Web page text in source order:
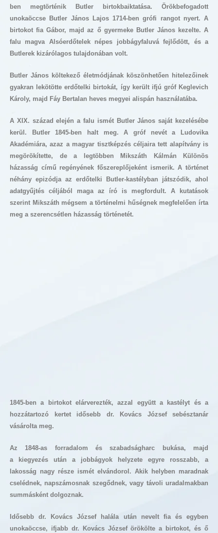
ben megtörténik Butler birtokbaiktatása. Örökbefogadott
unokaöccse Butler János Lajos 1714-ben grófi rangot nyert. A
birtokot fia Gábor, majd az ő gyermeke Butler János kezelte. A
falu magva Alsóerdőtelek népes jobbágyfaluvá fejlődött, és a
Butlerek kizárólagos tulajdonában volt.
Butler János költekező életmódjának köszönhetően hitelezőinek
gyakran lekötötte erdőtelki birtokát, így került ifjú gróf Keglevich
Károly, majd Fáy Bertalan heves megyei alispán használatába.
A XIX. század elején a falu ismét Butler János saját kezelésébe
kerül. Butler 1845-ben halt meg. A gróf nevét a Ludovika
Akadémiára, azaz a magyar tisztképzés céljaira tett alapítvány is
megörökítette, de a legtöbben Mikszáth Kálmán Különös
házasság című regényének főszereplőjeként ismerik. A történet
néhány epizódja az erdőtelki Butler-kastélyban játszódik, ahol
adatgyűjtés céljából maga az író is megfordult. A kutatások
szerint Mikszáth mégsem a történelmi hűségnek megfelelően írta
meg a szerencsétlen házasság történetét.
1845-ben a birtokot elárverezték, azzal együtt a kastélyt és a
hozzátartozó kertet idősebb dr. Kovács József sebésztanár
vásárolta meg.
Az 1848-as forradalom és szabadságharc bukása, majd
a kiegyezés után a jobbágyok helyzete egyre rosszabb, a
lakosság nagy része ismét elvándorol. Akik helyben maradnak
cselédnek, napszámosnak szegődnek, vagy távoli uradalmakban
summásként dolgoznak.
Idősebb dr. Kovács József halála után nevelt fia és egyben
unokaöccse, ifjabb dr. Kovács József örökölte a birtokot, és ő